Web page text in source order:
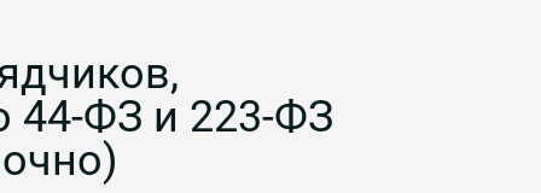
44-ФЗ и 223-ФЗ